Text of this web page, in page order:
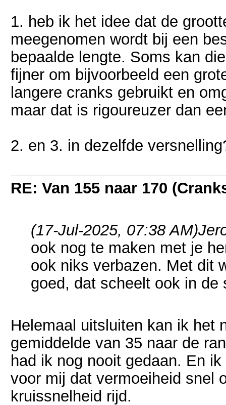
1. heb ik het idee dat de
meegenomen wordt bij een
bepaalde lengte. Soms kan
fijner om bijvoorbeeld een
langere cranks gebruikt en
maar dat is rigoureuzer dan
2. en 3. in dezelfde
RE: Van 155 naar 170
(17-Jul-2025, 07:38 AM)
ook nog te maken met je
ook niks verbazen. Met dit
goed, dat scheelt ook in de
Helemaal uitsluiten kan ik het
gemiddelde van 35 naar de
had ik nog nooit gedaan. En
voor mij dat vermoeiheid snel
kruissnelheid rijd.